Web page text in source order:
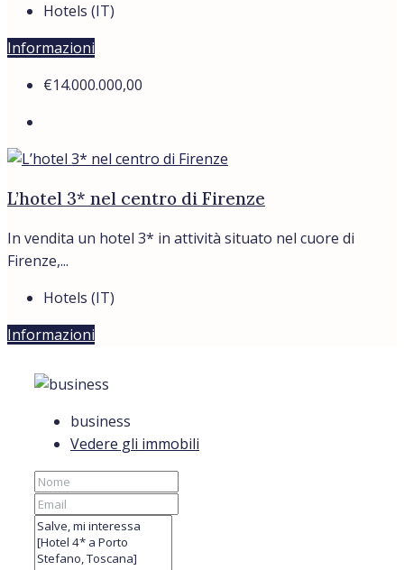
Hotels (IT)
Informazioni
€14.000.000,00
L’hotel 3* nel centro di Firenze
In vendita un hotel 3* in attività situato nel cuore di
Firenze,...
Hotels (IT)
Informazioni
business
Vedere gli immobili